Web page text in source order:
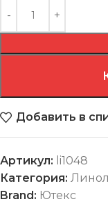
Добавить в
Артикул: li1048
Категория:
Brand: Ютекс